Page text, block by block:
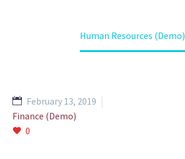
Human Resources (Demo)
February 13, 2019
Finance (Demo)
0